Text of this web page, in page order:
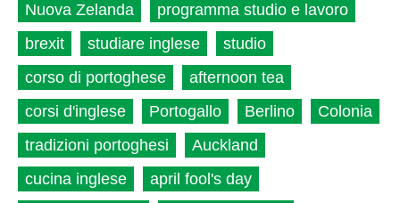
Nuova Zelanda
programma studio e lavoro
brexit
studiare inglese
studio
corso di portoghese
afternoon tea
corsi d'inglese
Portogallo Berlino
Colonia
tradizioni portoghesi
Auckland
cucina inglese
april fool's day